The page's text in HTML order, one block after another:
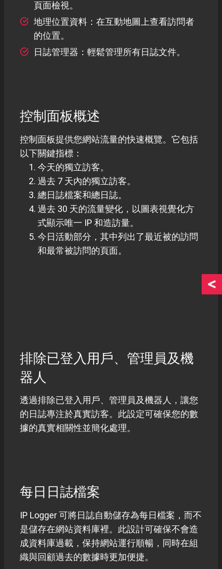
頁面檢視。
地理位置資料：在互動地圖上查看訪問者
的位置。
日誌管理器：輕鬆管理所有日誌文件。
控制面板概述
控制面板提供您網站流量的快速概覽。它包括
以下關鍵指標：
今天的獨立訪客。
過去 7 天內的獨立訪客。
總日誌檔案和總日誌。
過去 30 天的流量變化，以圖表視覺化方
式顯示唯一 IP 和造訪量。
今日活動部分，其中列出了最近被的訪問
和最常被訪問的頁面。
排除已登入用戶、管理員及機
器人
透過排除已登入用戶、管理員及機器人，讓您
的日誌專注於真實訪客。此設定可確保您的數
據的真實相關性並簡化處理。
每日日誌檔案
IP Logger 可將日誌自動儲存為每日檔案，而不
是儲存在網站資料庫裡。此設計可確保不會造
成資料庫過載，保持網站運行順暢，同時在組
織與回顧過去的數據時更加便捷。